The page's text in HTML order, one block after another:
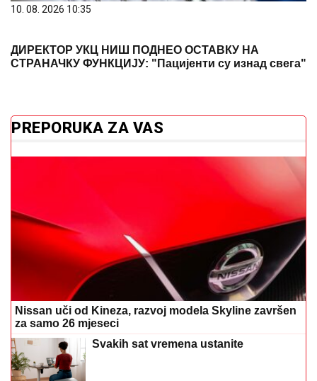
10. 08. 2026 10:35
ДИРЕКТОР УКЦ НИШ ПОДНЕО ОСТАВКУ НА
СТРАНАЧКУ ФУНКЦИЈУ: "Пацијенти су изнад свега"
PREPORUKA ZA VAS
Nissan uči od Kineza, razvoj modela Skyline završen
za samo 26 mjeseci
Svakih sat vremena ustanite